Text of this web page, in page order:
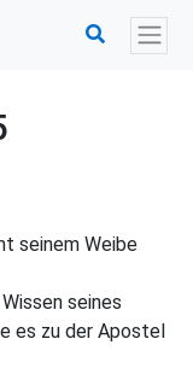
seinem Weibe
seines
es zu der Apostel